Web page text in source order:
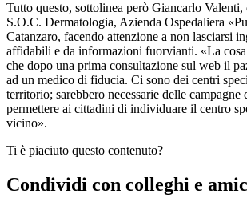
Tutto questo, sottolinea però Giancarlo Valenti,
S.O.C. Dermatologia, Azienda Ospedaliera
Catanzaro, facendo attenzione a non lasciarsi
affidabili e da informazioni fuorvianti. «La cosa
che dopo una prima consultazione sul web il
ad un medico di fiducia. Ci sono dei centri
territorio; sarebbero necessarie delle
permettere ai cittadini di individuare il centro
vicino».
Ti è piaciuto questo contenuto?
Condividi con colleghi e